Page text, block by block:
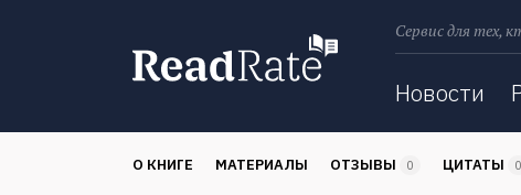
Сервис для тех,
Новости
О КНИГЕ МАТЕРИАЛЫ ОТЗЫВЫ 0 ЦИТАТЫ 0